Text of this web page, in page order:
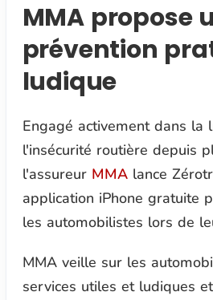
MMA propose
prévention
ludique
Engagé activement dans la
l'insécurité routière depuis
l'assureur MMAlance
application iPhone gratuite
les automobilistes lors de
MMA veille sur les
services utiles et ludiques